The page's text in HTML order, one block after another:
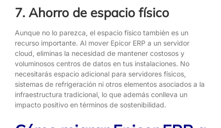
7. Ahorro de espacio físico
Aunque no lo parezca, el espacio físico también es un
recurso importante. Al mover Epicor ERP a un servidor
cloud, eliminas la necesidad de mantener costosos y
voluminosos centros de datos en tus instalaciones. No
necesitarás espacio adicional para servidores físicos,
sistemas de refrigeración ni otros elementos asociados a la
infraestructura tradicional, lo que además conlleva un
impacto positivo en términos de sostenibilidad.